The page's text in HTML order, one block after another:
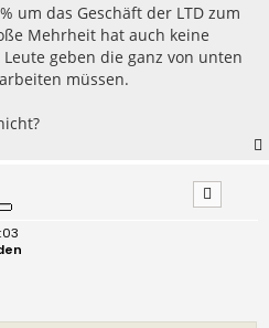
um das Geschäft der LTD zum
Mehrheit hat auch keine
Leute geben die ganz von unten
müssen.